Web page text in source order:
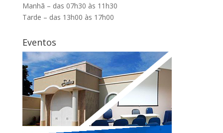
Manhã – das 07h30 às 11h30
Tarde – das 13h00 às 17h00
Eventos